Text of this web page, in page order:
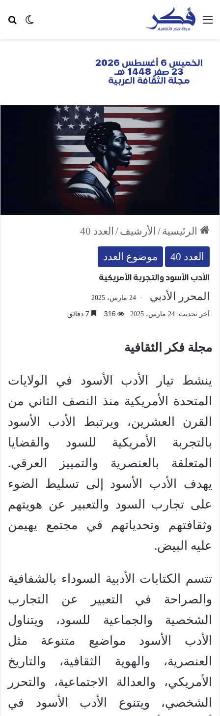
الخميس 6 أغسطس 2026
23 صفر 1448 هـ
مجلة الثقافة العربية
الرئيسية/ الأرشيف/ العدد 40
العدد 40 موضوع العدد
الأدب الأسود والتجربة الأمريكية
المحرر الأدبي 24 مارس، 2025
آخر تحديث: 24 مارس، 2025 316
مجلة فكر الثقافية
ينشط تيار الأدب الأسود في الولايات
المتحدة الأمريكية منذ النصف الثاني من
القرن العشرين، ويرتبط الأدب الأسود
بالتجربة الأمريكية للسود والقضايا
المتعلقة بالعنصرية والتمييز العرقي.
يهدف الأدب الأسود إلى تسليط الضوء
على تجارب السود والتعبير عن هويتهم
وثقافتهم وتحدياتهم في مجتمع يهيمن
عليه البيض.
تتسم الكتابات الأدبية السوداء بالشفافية
والصراحة في التعبير عن التجارب
الشخصية والجماعية للسود، ويتناول
الأدب الأسود مواضيع متنوعة مثل
العنصرية، والهوية الثقافية، والتاريخ
الأمريكي، والعدالة الاجتماعية، والتحرر
الشخصي، ويتنوع الأدب الأسود في